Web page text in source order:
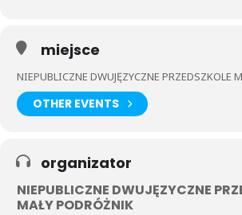
miejsce
NIEPUBLICZNE DWUJĘZYCZNE PRZEDSZKOLE
OTHER EVENTS
organizator
NIEPUBLICZNE DWUJĘZYCZNE
MAŁY PODRÓŻNIK